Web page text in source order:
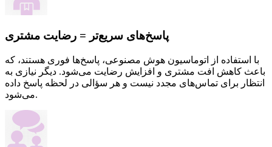
پاسخ‌های سریع‌تر = رضایت مشتری
با استفاده از اتوماسیون هوش مصنوعی، پاسخ‌ها فوری هستند، که
باعث کاهش افت مشتری و افزایش رضایت می‌شود. دیگر نیازی به
انتظار برای تماس‌های مجدد نیست و هر سؤالی در لحظه پاسخ داده
می‌شود.